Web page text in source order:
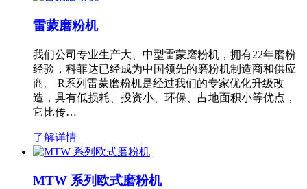
雷蒙磨粉机
我们公司专业生产大、中型雷蒙磨粉机，拥有22年磨粉
经验，科菲达已经成为中国领先的磨粉机制造商和供应
商。 R系列雷蒙磨粉机是经过我们的专家优化升级改
造，具有低损耗、投资小、环保、占地面积小等优点，
它比传…
了解详情
MTW 系列欧式磨粉机